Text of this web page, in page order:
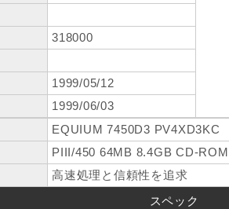
318000
1999/05/12
1999/06/03
EQUIUM 7450D3 PV4XD3KC
PIII/450 64MB 8.4GB CD-
高速処理と信頼性を追求
スペック